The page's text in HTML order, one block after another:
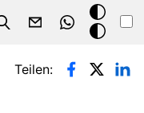
Search
Dark
Mode
Teilen: